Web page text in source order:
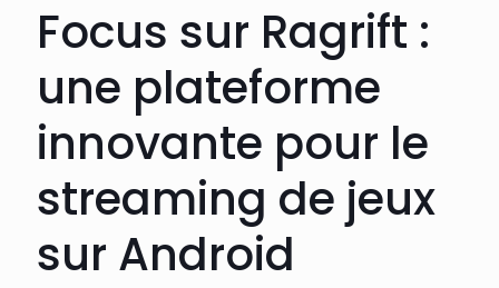
Focus sur Ragrift :
une plateforme
innovante pour le
streaming de jeux
sur Android